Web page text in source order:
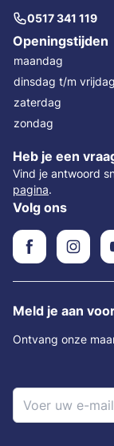
0517 341 119
Openingstijden
maandag
dinsdag t/m vrijdag
zaterdag
zondag
Heb je een
Vind je antwoord
pagina.
Volg ons
Meld je aan
Ontvang onze